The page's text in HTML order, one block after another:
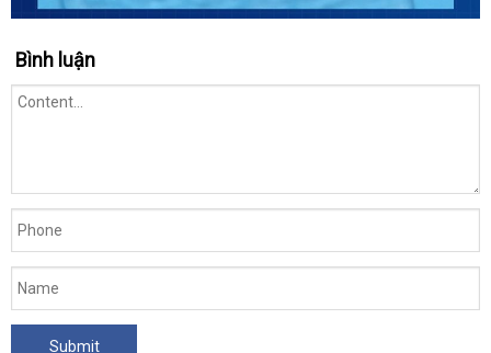
vong
duong
-
Vòng
dương
vật
Harrison
siêu
Bình luận